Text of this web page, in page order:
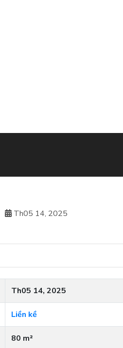
Th05 14, 2025
Th05 14, 2025
Liền kề
80 m²